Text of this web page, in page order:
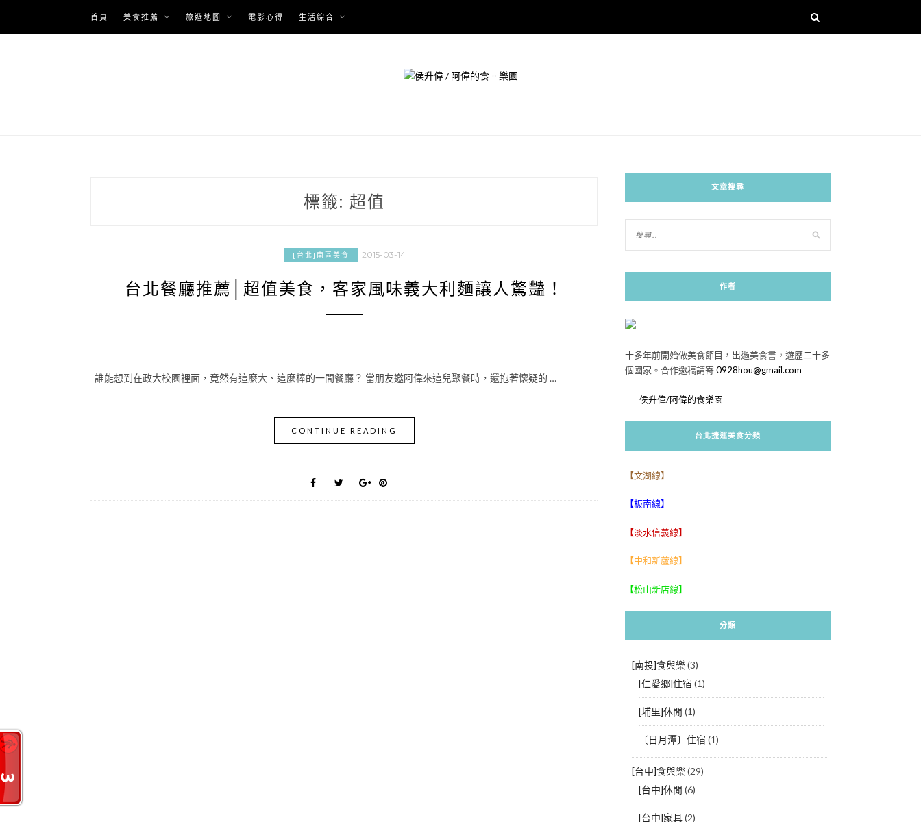
content
首頁 美食推薦 旅遊地圖 電影心得 生活綜合
標籤: 超值
[台北]南區美食 2015-03-14
台北餐廳推薦│超值美食，客家風味義大利麵讓人驚豔！
誰能想到在政大校園裡面，竟然有這麼大、這麼棒的一間餐廳？ 當朋友邀阿偉來這兒聚餐時，還抱著懷疑的 …
CONTINUE READING
文章搜尋
作者
十多年前開始做美食節目，出過美食書，遊歷二十多
個國家。合作邀稿請寄0928hou@gmail.com
侯升偉/阿偉的食樂園
台北捷運美食分類
【文湖線】
【板南線】
【淡水信義線】
【中和新蘆線】
【松山新店線】
分類
[南投]食與樂(3)
[仁愛鄉]住宿 (1)
[埔里]休閒 (1)
〔日月潭〕住宿 (1)
[台中]食與樂(29)
[台中]休閒 (6)
[台中]家具(2)